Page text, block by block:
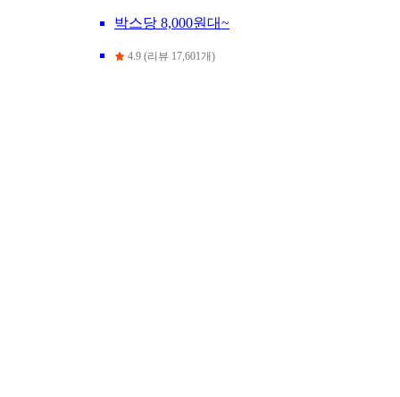
박스당 8,000원대~
4.9 (리뷰 17,601개)